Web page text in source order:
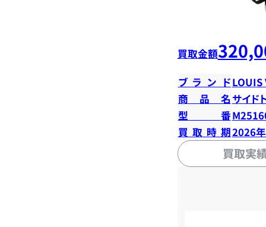
買取金額
ブランドLOUIS
商品名 サイド
型番
買取時期2026
買取実